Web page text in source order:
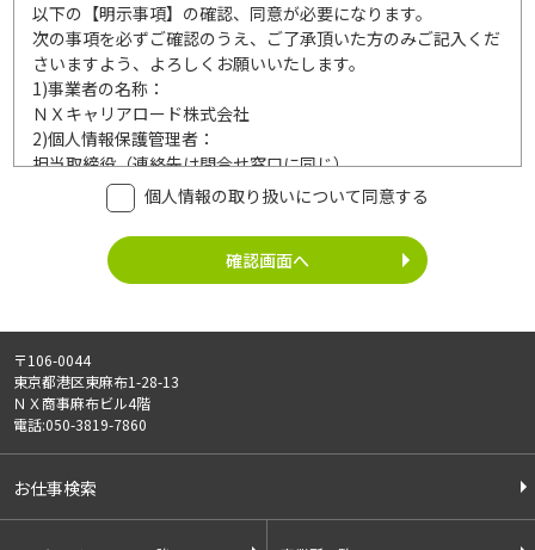
以下の【明示事項】の確認、同意が必要になります。
次の事項を必ずご確認のうえ、ご了承頂いた方のみご記入くだ
さいますよう、よろしくお願いいたします。
1)事業者の名称：
ＮＸキャリアロード株式会社
2)個人情報保護管理者：
担当取締役（連絡先は問合せ窓口に同じ）
利用目的：
ご記入頂いた個人情報は、次の利用目的達成の範囲内において
利用いたします。
個人情報の利用
有料職業紹介事業
・請負事業
ご記入頂いた個人情報は、法令等に定める場合を除いて、ご本
人様の同意なく、第三者に提供することはございません。
5)外部の委託：
個人情報の取り扱いについて同意する
〒106-0044
東京都港区東麻布1-28-13
ＮＸ商事麻布ビル4階
電話:050-3819-7860
お仕事検索